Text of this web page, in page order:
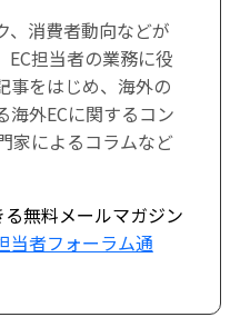
、消費者動向などが
EC担当者の業務に役
事をはじめ、海外の
海外ECに関するコン
家によるコラムなど
無料メールマガジン
当者フォーラム通